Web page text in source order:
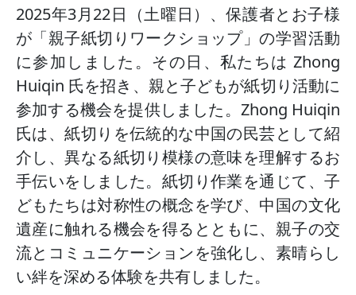
2025年3月22日（土曜日）、保護者とお子様
が「親子紙切りワークショップ」の学習活動
に参加しました。その日、私たちは Zhong
Huiqin 氏を招き、親と子どもが紙切り活動に
参加する機会を提供しました。Zhong Huiqin
氏は、紙切りを伝統的な中国の民芸として紹
介し、異なる紙切り模様の意味を理解するお
手伝いをしました。紙切り作業を通じて、子
どもたちは対称性の概念を学び、中国の文化
遺産に触れる機会を得るとともに、親子の交
流とコミュニケーションを強化し、素晴らし
い絆を深める体験を共有しました。